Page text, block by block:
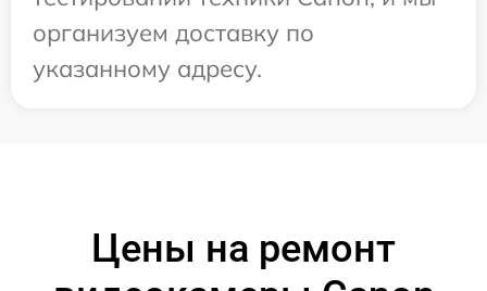
организуем доставку по
указанному адресу.
Цены на ремонт